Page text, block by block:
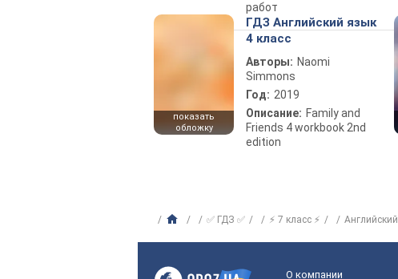
работ
показать
обложку
ГДЗ Английский язык
4 класс
Авторы: Naomi
Simmons
Год: 2019
Описание: Family and
Friends 4 workbook 2nd
edition
✅ ГДЗ ✅ ⚡ 7 класс ⚡
О компании